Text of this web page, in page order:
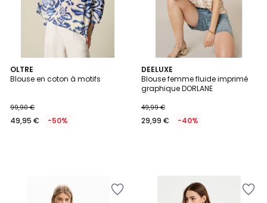
OLTRE
Blouse en coton à motifs
99,90 €
49,95 € -50%
DEELUXE
Blouse femme fluide imprimé
graphique DORLANE
49,99 €
29,99 € -40%